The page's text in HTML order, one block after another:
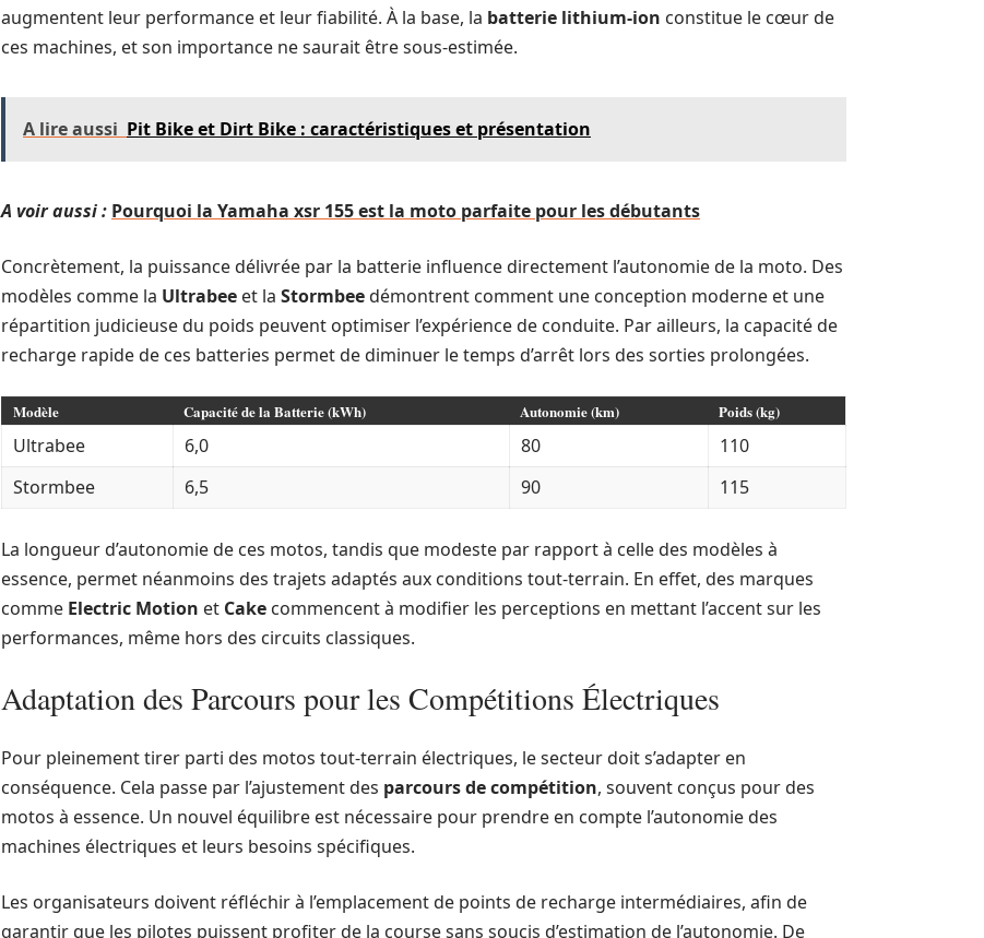
augmentent leur performance et leur fiabilité. À la base, la batterie lithium-ion constitue le cœur de
ces machines, et son importance ne saurait être sous-estimée.
A lire aussi Pit Bike et Dirt Bike : caractéristiques et présentation
A voir aussi : Pourquoi la Yamaha xsr 155 est la moto parfaite pour les débutants
Concrètement, la puissance délivrée par la batterie influence directement l’autonomie de la moto. Des
modèles comme la Ultrabee et la Stormbeedémontrent comment une conception moderne et une
répartition judicieuse du poids peuvent optimiser l’expérience de conduite. Par ailleurs, la capacité de
recharge rapide de ces batteries permet de diminuer le temps d’arrêt lors des sorties prolongées.
Modèle Capacité de la Batterie (kWh) Autonomie (km) Poids (kg)
Ultrabee 6,0 80
110
Stormbee
6,5 90 115
La longueur d’autonomie de ces motos, tandis que modeste par rapport à celle des modèles à
essence, permet néanmoins des trajets adaptés aux conditions tout-terrain. En effet, des marques
comme Electric Motion et Cake commencent à modifier les perceptions en mettant l’accent sur les
performances, même hors des circuits classiques.
Adaptation des Parcours pour les Compétitions Électriques
Pour pleinement tirer parti des motos tout-terrain électriques, le secteur doit s’adapter en
conséquence. Cela passe par l’ajustement des parcours de compétition, souvent conçus pour des
motos à essence. Un nouvel équilibre est nécessaire pour prendre en compte l’autonomie des
machines électriques et leurs besoins spécifiques.
Les organisateurs doivent réfléchir à l’emplacement de points de recharge intermédiaires, afin de
garantir que les pilotes puissent profiter de la course sans soucis d’estimation de l’autonomie. De